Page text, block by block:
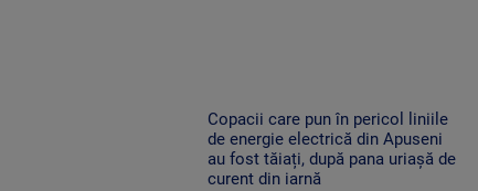
Copacii care pun în pericol liniile
de energie electrică din Apuseni
au fost tăiați, după pana uriașă de
curent din iarnă